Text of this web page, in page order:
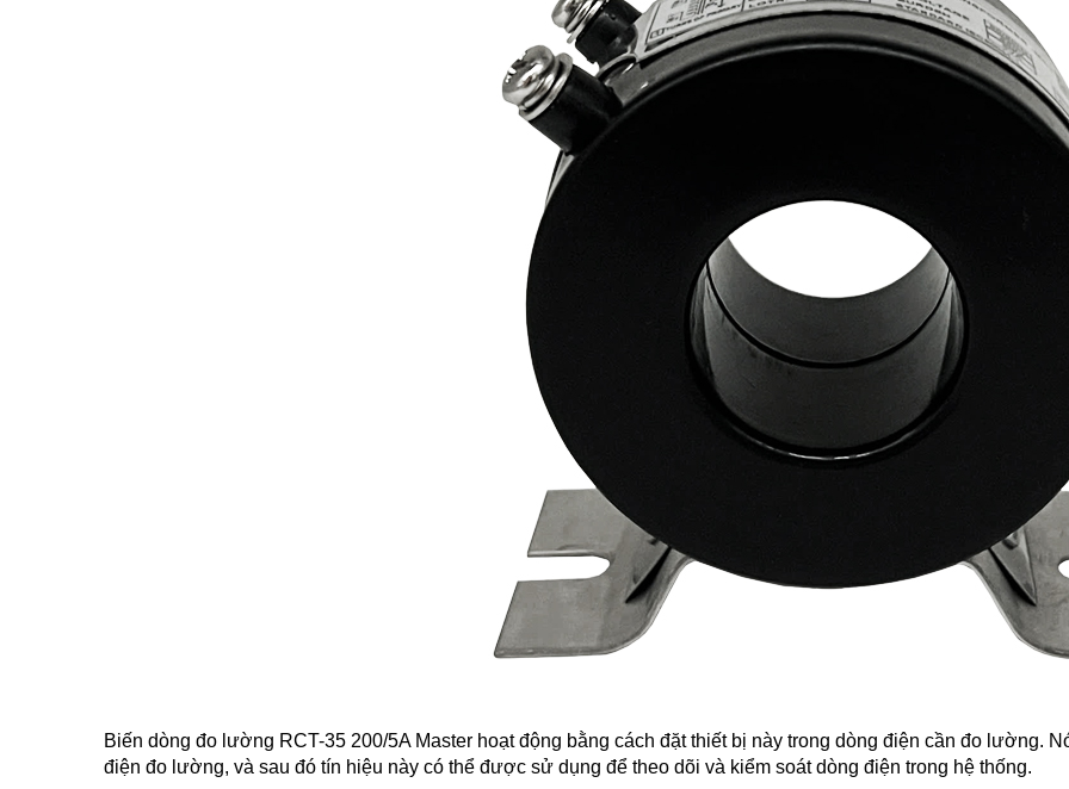
Biến dòng đo lường RCT-35 200/5AMaster hoạt động bằng cách đặt thiết bị này trong dòng điện cần đo lường.
điện đo lường, và sau đó tín hiệu này có thể được sử dụng để theo dõi và kiểm soát dòng điện trong hệ thống.